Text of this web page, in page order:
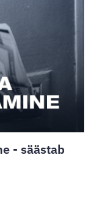
- säästab